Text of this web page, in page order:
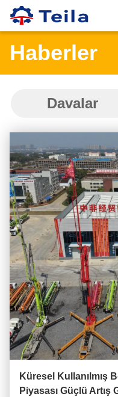
Haberler
Davalar
Küresel Kullanılmış
Piyasası Güçlü